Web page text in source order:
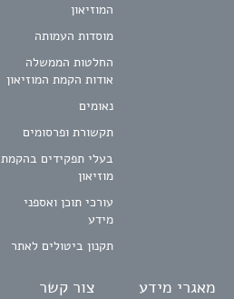
המוזיאון
מוסדות העמותה
החלטות הממשלה
אודות הקמת המוזיאון
נאומים
תקשורת ופרסומים
בעלי תפקידים בהקמת
מוזיאון
עורכי תוכן ואספני
מידע
תקנון ביטולים לאתר
מאגרי מידע צור קשר